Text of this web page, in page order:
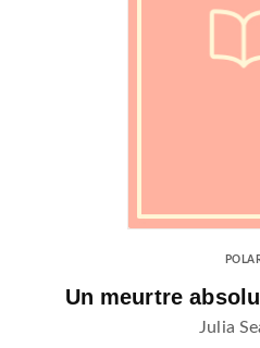
Un meurtre
Julia